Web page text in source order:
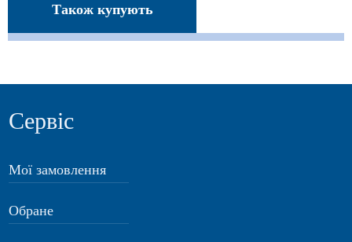
Також купують
Сервіс
Мої замовлення
Обране